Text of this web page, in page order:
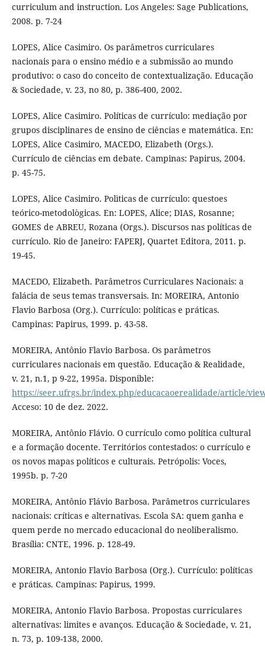
curriculum and instruction. Los Angeles: Sage Publications,
2008. p. 7-24
LOPES, Alice Casimiro. Os parâmetros curriculares
nacionais para o ensino médio e a submissão ao mundo
produtivo: o caso do conceito de contextualização. Educação
& Sociedade, v. 23, no 80, p. 386-400, 2002.
LOPES, Alice Casimiro. Políticas de currículo: mediação por
grupos disciplinares de ensino de ciências e matemática. En:
LOPES, Alice Casimiro, MACEDO, Elizabeth (Orgs.).
Currículo de ciências em debate. Campinas: Papirus, 2004.
p. 45-75.
LOPES, Alice Casimiro. Polìticas de currículo: questoes
teórico-metodològicas. En: LOPES, Alice; DIAS, Rosanne;
GOMES de ABREU, Rozana (Orgs.). Discursos nas políticas de
currículo. Rio de Janeiro: FAPERJ, Quartet Editora, 2011. p.
19-45.
MACEDO, Elizabeth. Parâmetros Curriculares Nacionais: a
falácia de seus temas transversais. In: MOREIRA, Antonio
Flavio Barbosa (Org.). Currículo: políticas e práticas.
Campinas: Papirus, 1999. p. 43-58.
MOREIRA, Antônio Flavio Barbosa. Os parâmetros
curriculares nacionais em questão. Educação & Realidade,
v. 21, n.1, p 9-22, 1995a. Disponible:
https://seer.ufrgs.br/index.php/educacaoerealidade/article/
Acceso: 10 de dez. 2022.
MOREIRA, Antônio Flávio. O currículo como política cultural
e a formação docente. Territórios contestados: o currículo e
os novos mapas políticos e culturais. Petrópolis: Voces,
1995b. p. 7-20
MOREIRA, Antônio Flávio Barbosa. Parâmetros curriculares
nacionais: críticas e alternativas. Escola SA: quem ganha e
quem perde no mercado educacional do neoliberalismo.
Brasília: CNTE, 1996. p. 128-49.
MOREIRA, Antonio Flavio Barbosa (Org.). Currículo: políticas
e práticas. Campinas: Papirus, 1999.
MOREIRA, Antonio Flavio Barbosa. Propostas curriculares
alternativas: limites e avanços. Educação & Sociedade, v. 21,
n. 73, p. 109-138, 2000.